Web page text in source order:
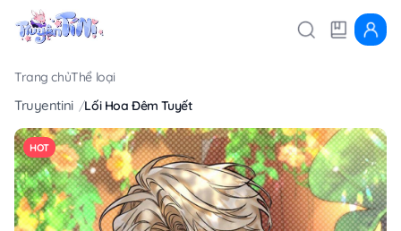
Trang chủThể loại
Truyentini Lối Hoa Đêm Tuyết
HOT